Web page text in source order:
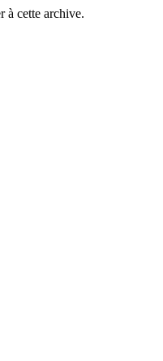
à cette archive.